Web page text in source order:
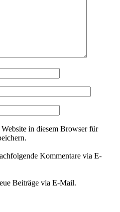
in diesem Browser für
Kommentare via E-
Beiträge via E-Mail.